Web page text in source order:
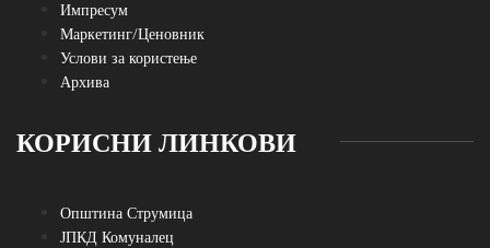
Импресум
Маркетинг/Ценовник
Услови за користење
Архива
КОРИСНИ ЛИНКОВИ
Општина Струмица
ЈПКД Комуналец